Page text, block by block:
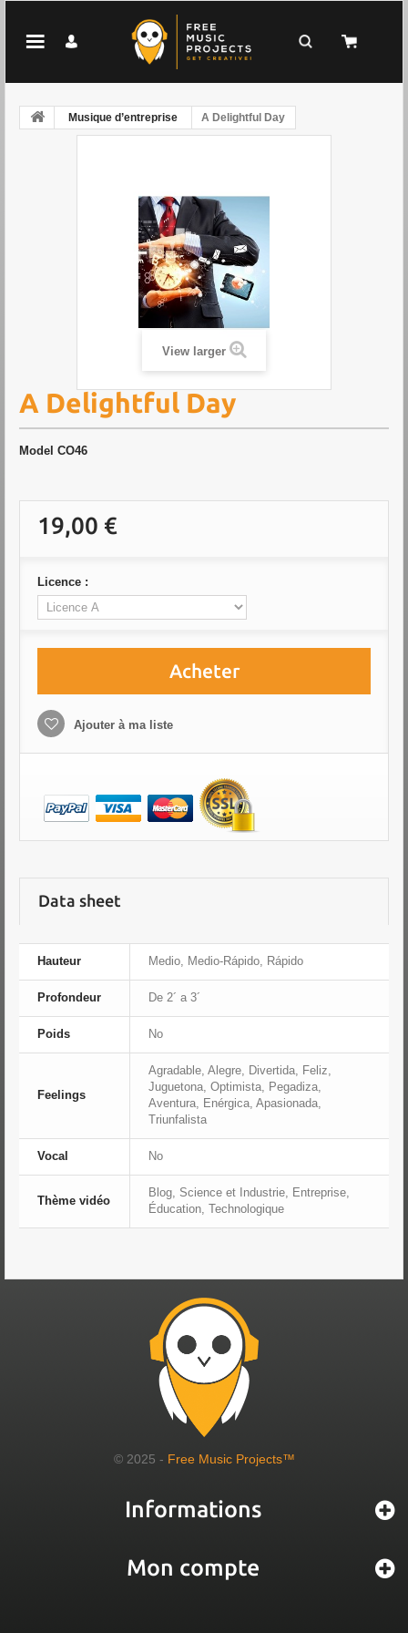
Musique d’entreprise A Delightful Day
View larger
A Delightful Day
Model CO46
19,00 €
Licence :
Acheter
Ajouter à ma liste
Data sheet
Hauteur Medio, Medio-Rápido, Rápido
Profondeur De 2´ a 3´
Poids No
Feelings
Agradable, Alegre, Divertida, Feliz,
Juguetona, Optimista, Pegadiza,
Aventura, Enérgica, Apasionada,
Triunfalista
Vocal No
Thème vidéo
Blog, Science et Industrie, Entreprise,
Éducation, Technologique
© 2025 - Free Music Projects™
Informations
Mon compte